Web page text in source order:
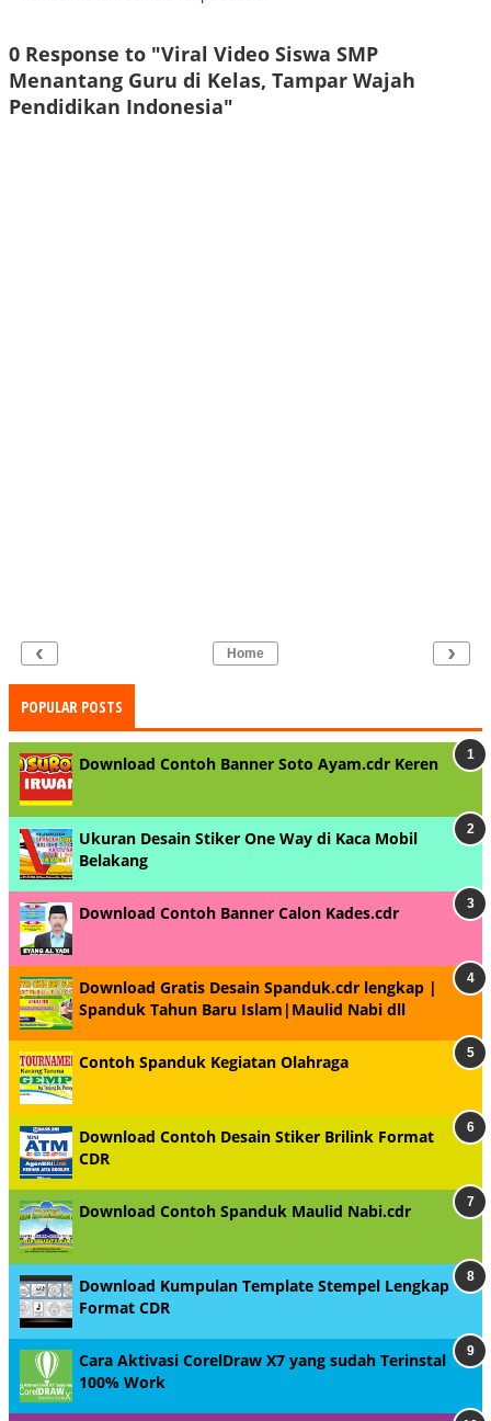
0 Response to "Viral Video Siswa SMP
Menantang Guru di Kelas, Tampar Wajah
Pendidikan Indonesia"
‹ ›
Home
POPULAR POSTS
Download Contoh Banner Soto Ayam.cdr Keren
Ukuran Desain Stiker One Way di Kaca Mobil
Belakang
Download Contoh Banner Calon Kades.cdr
Download Gratis Desain Spanduk.cdr lengkap |
Spanduk Tahun Baru Islam|Maulid Nabi dll
Contoh Spanduk Kegiatan Olahraga
Download Contoh Desain Stiker Brilink Format
CDR
Download Contoh Spanduk Maulid Nabi.cdr
Download Kumpulan Template Stempel Lengkap
Format CDR
Cara Aktivasi CorelDraw X7 yang sudah Terinstal
100% Work